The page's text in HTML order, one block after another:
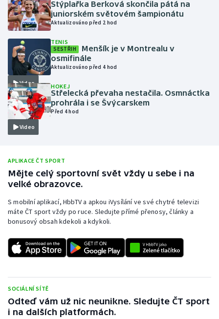
Lyže a snowboard
Moderní pětiboj
Motorsport
Olympijské hry
Parasport
Plavání
Ragby
Rychlobruslení
Rychlostní kanoistika
Short track
Stolní tenis
Triatlon
Stýplařka Berková skončila pátá na
juniorském světovém šampionátu
Aktualizováno před 2 hod
Video
TENIS
SESTŘIH
Menšík je v Montrealu v
osmifinále
Aktualizováno před 4 hod
Video
HOKEJ
Střelecká převaha nestačila. Osmnáctka
prohrála i se Švýcarskem
Před 4 hod
APLIKACE ČT SPORT
Mějte celý sportovní svět vždy u sebe i na
velké obrazovce.
S mobilní aplikací, HbbTV a apkou iVysílání ve své chytré televizi
máte ČT sport vždy po ruce. Sledujte přímé přenosy, články a
bonusový obsah kdekoli a kdykoli.
SOCIÁLNÍ SÍTĚ
Odteď vám už nic neunikne. Sledujte ČT sport
i na dalších platformách.